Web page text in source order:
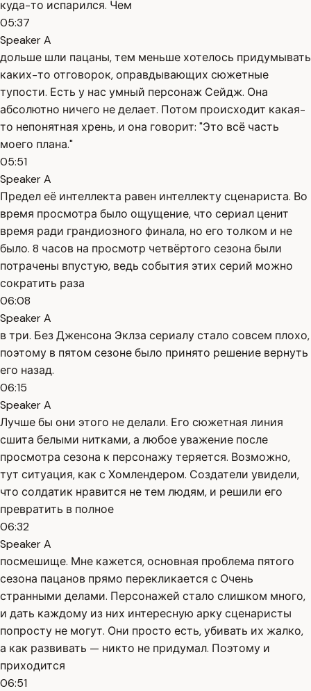
куда-то испарился. Чем
05:37
Speaker A
дольше шли пацаны, тем меньше хотелось придумывать
каких-то отговорок, оправдывающих сюжетные
тупости. Есть у нас умный персонаж Сейдж. Она
абсолютно ничего не делает. Потом происходит какая-
то непонятная хрень, и она говорит: "Это всё часть
моего плана."
05:51
Speaker A
Предел её интеллекта равен интеллекту сценариста. Во
время просмотра было ощущение, что сериал ценит
время ради грандиозного финала, но его толком и не
было. 8 часов на просмотр четвёртого сезона были
потрачены впустую, ведь события этих серий можно
сократить раза
06:08
Speaker A
в три. Без Дженсона Эклза сериалу стало совсем плохо,
поэтому в пятом сезоне было принято решение вернуть
его назад.
06:15
Speaker A
Лучше бы они этого не делали. Его сюжетная линия
сшита белыми нитками, а любое уважение после
просмотра сезона к персонажу теряется. Возможно,
тут ситуация, как с Хомлендером. Создатели увидели,
что солдатик нравится не тем людям, и решили его
превратить в полное
06:32
Speaker A
посмешище. Мне кажется, основная проблема пятого
сезона пацанов прямо перекликается с Очень
странными делами. Персонажей стало слишком много,
и дать каждому из них интересную арку сценаристы
попросту не могут. Они просто есть, убивать их жалко,
а как развивать — никто не придумал. Поэтому и
приходится
06:51